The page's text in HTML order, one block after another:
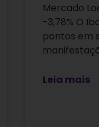
Mercado
-3,78% O
pontos em
Leia mais